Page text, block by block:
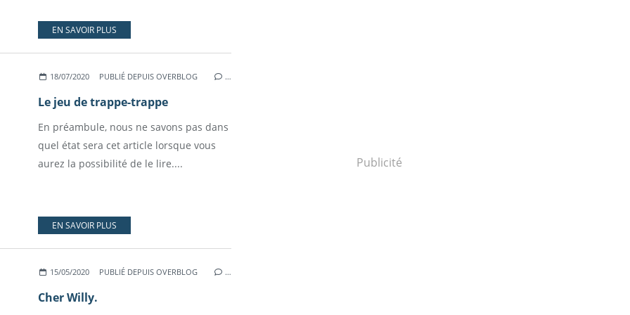
EN SAVOIR PLUS
18/07/2020 PUBLIÉ DEPUIS OVERBLOG …
Le jeu de trappe-trappe
En préambule, nous ne savons pas dans
quel état sera cet article lorsque vous
aurez la possibilité de le lire....
EN SAVOIR PLUS
15/05/2020 PUBLIÉ DEPUIS OVERBLOG …
Cher Willy.
Publicité